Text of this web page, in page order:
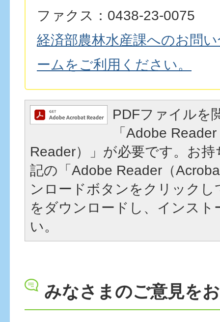
ファクス：0438-23-0075
経済部農林水産課へのお問
ームをご利用ください。
PDFファイルを
「Adobe
Reader）」が必要です。お
記の「Adobe Reader（
ンロードボタンをクリック
をダウンロードし、インスト
い。
みなさまのご意見を